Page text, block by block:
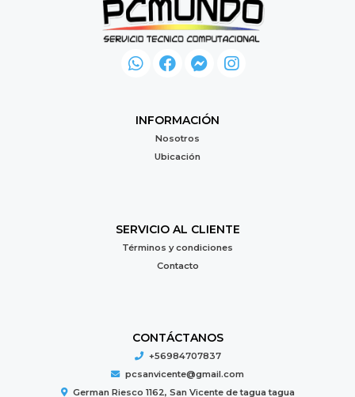
INFORMACIÓN
Nosotros
Ubicación
SERVICIO AL CLIENTE
Términos y condiciones
Contacto
CONTÁCTANOS
+56984707837
pcsanvicente@gmail.com
German Riesco 1162, San Vicente de tagua tagua